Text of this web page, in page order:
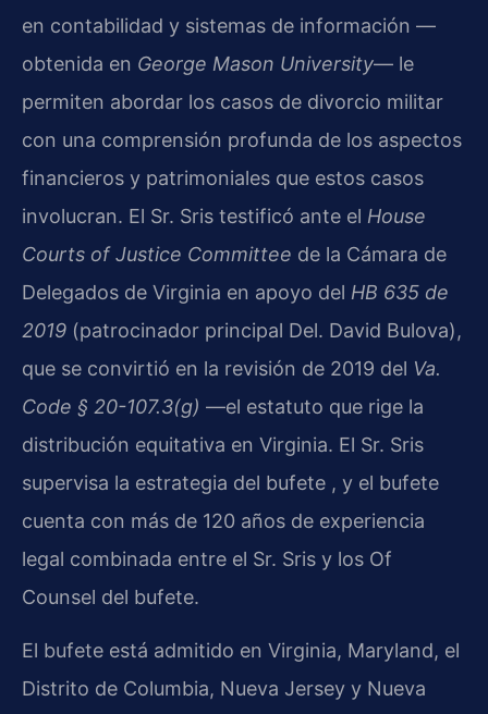
en contabilidad y sistemas de información —
obtenida en George Mason University— le
permiten abordar los casos de divorcio militar
con una comprensión profunda de los aspectos
financieros y patrimoniales que estos casos
involucran. El Sr. Sris testificó ante el House
Courts of Justice Committee de la Cámara de
Delegados de Virginia en apoyo del HB 635 de
2019 (patrocinador principal Del. David Bulova),
que se convirtió en la revisión de 2019 del Va.
Code § 20-107.3(g) —el estatuto que rige la
distribución equitativa en Virginia. El Sr. Sris
supervisa la estrategia del bufete , y el bufete
cuenta con más de 120 años de experiencia
legal combinada entre el Sr. Sris y los Of
Counsel del bufete.
El bufete está admitido en Virginia, Maryland, el
Distrito de Columbia, Nueva Jersey y Nueva